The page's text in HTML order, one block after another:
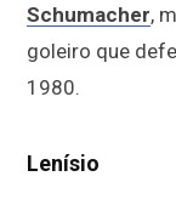
Schumacher,
goleiro que
1980.
Lenísio